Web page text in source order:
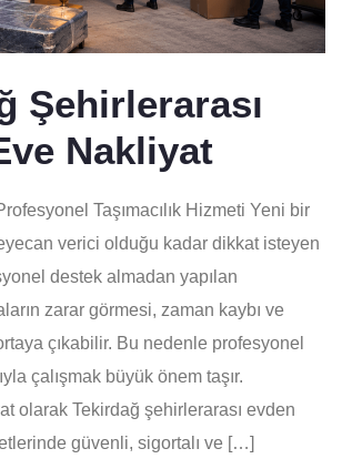
Şehirlerarası
Nakliyat
Taşımacılık Hizmeti Yeni bir
verici olduğu kadar dikkat isteyen
destek almadan yapılan
zarar görmesi, zaman kaybı ve
çıkabilir. Bu nedenle profesyonel
çalışmak büyük önem taşır.
olarak Tekirdağ şehirlerarası evden
güvenli, sigortalı ve […]